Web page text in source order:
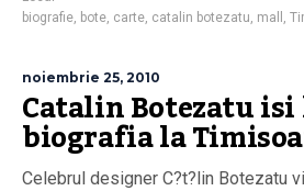
biografie, bote, carte, catalin botezatu, mall ,
noiembrie 25, 2010
Catalin Botezatu isi
biografia la
Celebrul designer C?t?lin Botezatu